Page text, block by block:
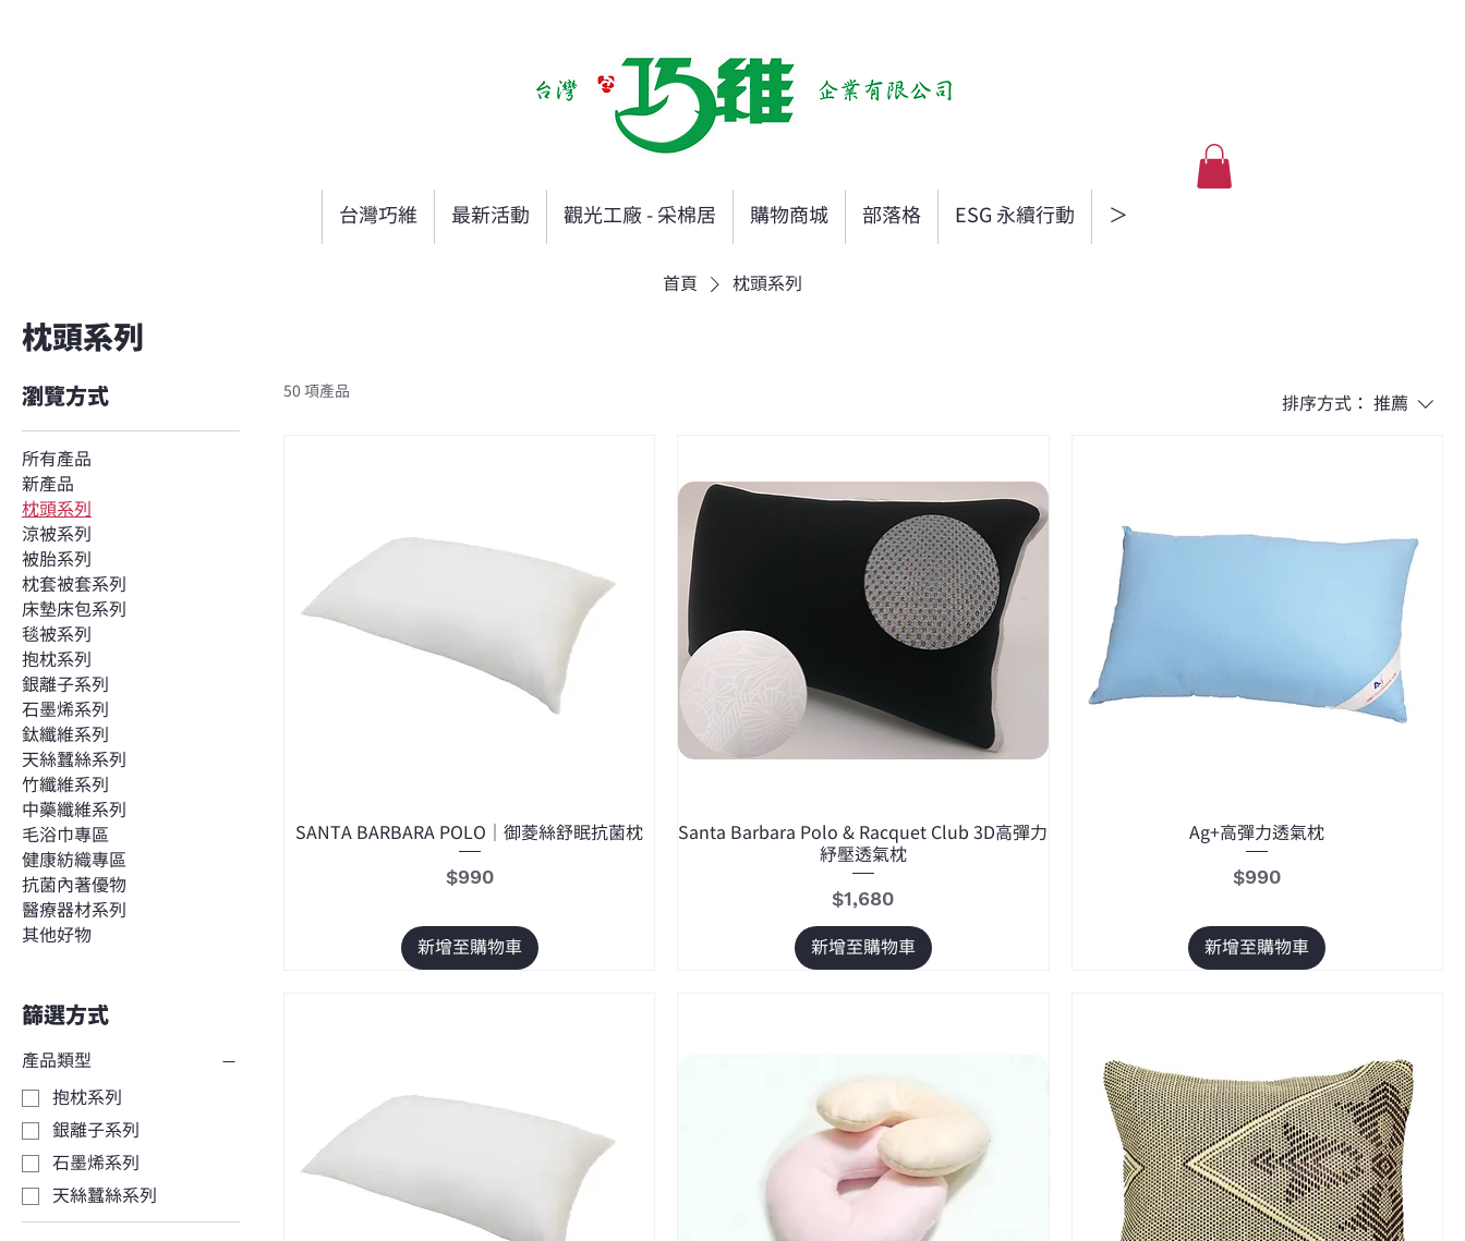
台灣巧維 最新活動 觀光工廠 - 采棉居 購物商城 部落格 ESG 永續行動 ＞
首頁 枕頭系列
枕頭系列
瀏覽方式
所有產品
新產品
枕頭系列
涼被系列
被胎系列
枕套被套系列
床墊床包系列
毯被系列
抱枕系列
銀離子系列
石墨烯系列
鈦纖維系列
天絲蠶絲系列
竹纖維系列
中藥纖維系列
毛浴巾專區
健康紡織專區
抗菌內著優物
醫療器材系列
其他好物
篩選方式
產品類型
抱枕系列
銀離子系列
石墨烯系列
天絲蠶絲系列
50 項產品
排序方式： 推薦
SANTA BARBARA POLO｜御菱絲舒眠抗菌枕
價格
$990
新增至購物車
Santa Barbara Polo & Racquet Club 3D高彈力
紓壓透氣枕
價格
$1,680
新增至購物車
Ag+高彈力透氣枕
價格
$990
新增至購物車